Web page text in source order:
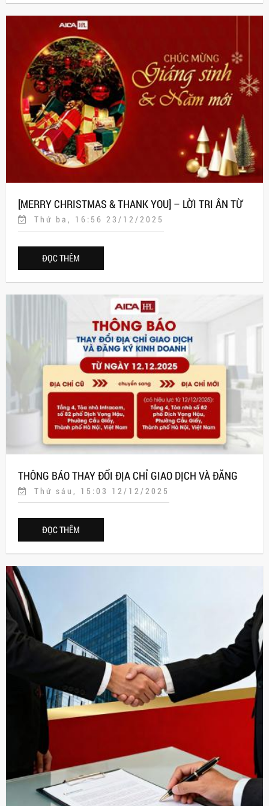
[MERRY CHRISTMAS & THANK YOU] – LỜI TRI ÂN TỪ
AICA HPL
Thứ ba, 16:56 23/12/2025
ĐỌC THÊM
THÔNG BÁO THAY ĐỔI ĐỊA CHỈ GIAO DỊCH VÀ ĐĂNG
KÝ KINH DOANH
Thứ sáu, 15:03 12/12/2025
ĐỌC THÊM